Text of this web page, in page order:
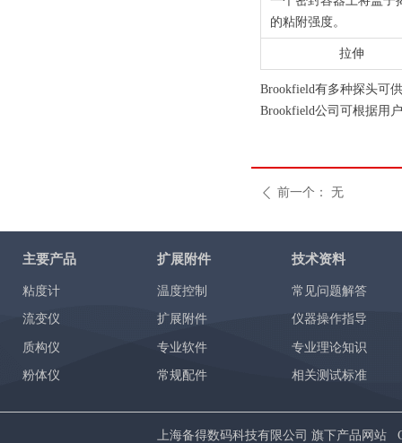
ꄴ 前一个： 无
的粘附强度。
拉伸
Brookfield有多种探头可
Brookfield公司可根据用
上海备得数码科技有限公司 旗下产品网站
常见问题解答
仪器操作指导
专业理论知识
相关测试标准
主要产品 技术资料
扩展附件
粘度计
流变仪
质构仪
粉体仪
温度控制
扩展附件
专业软件
常规配件